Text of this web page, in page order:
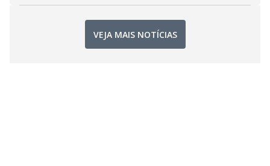
VEJA MAIS NOTÍCIAS